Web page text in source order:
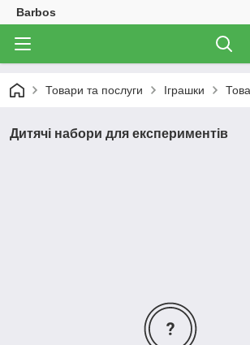
Barbos
Товари та послуги Іграшки
Дитячі набори для експериментів